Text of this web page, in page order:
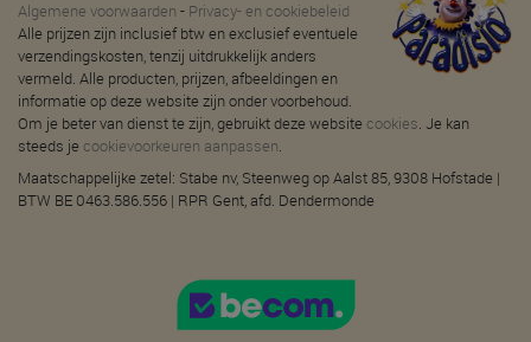
Algemene voorwaarden - Privacy- en cookiebeleid
Alle prijzen zijn inclusief btw en exclusief eventuele
verzendingskosten, tenzij uitdrukkelijk anders
vermeld. Alle producten, prijzen, afbeeldingen en
informatie op deze website zijn onder voorbehoud.
Om je beter van dienst te zijn, gebruikt deze website cookies. Je kan
steeds je cookievoorkeuren aanpassen.
Maatschappelijke zetel: Stabe nv, Steenweg op Aalst 85, 9308 Hofstade |
BTW BE 0463.586.556 | RPR Gent, afd. Dendermonde